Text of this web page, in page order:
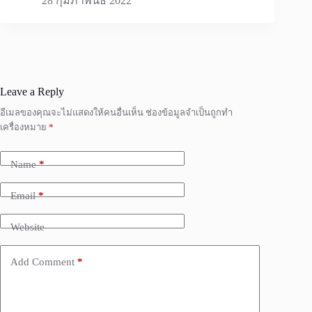
Leave a Reply
อีเมลของคุณจะไม่แสดงให้คนอื่นเห็น ช่องข้อมูลจำเป็นถูกทำ
เครื่องหมาย *
Name*
Email*
Website
Add Comment *